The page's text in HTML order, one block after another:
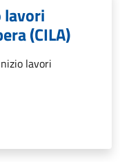
lavori
(CILA)
lavori